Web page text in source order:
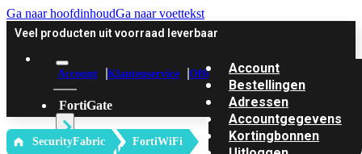
Ga naar hoofdinhoudGa naar voettekst
Veel producten uit voorraad leverbaar
Account Klantenservice Offerte
FortiGate
Account
Bestellingen
Adressen
Accountgegevens
Kortingbonnen
‎ SecurityFabric FortiWiFi